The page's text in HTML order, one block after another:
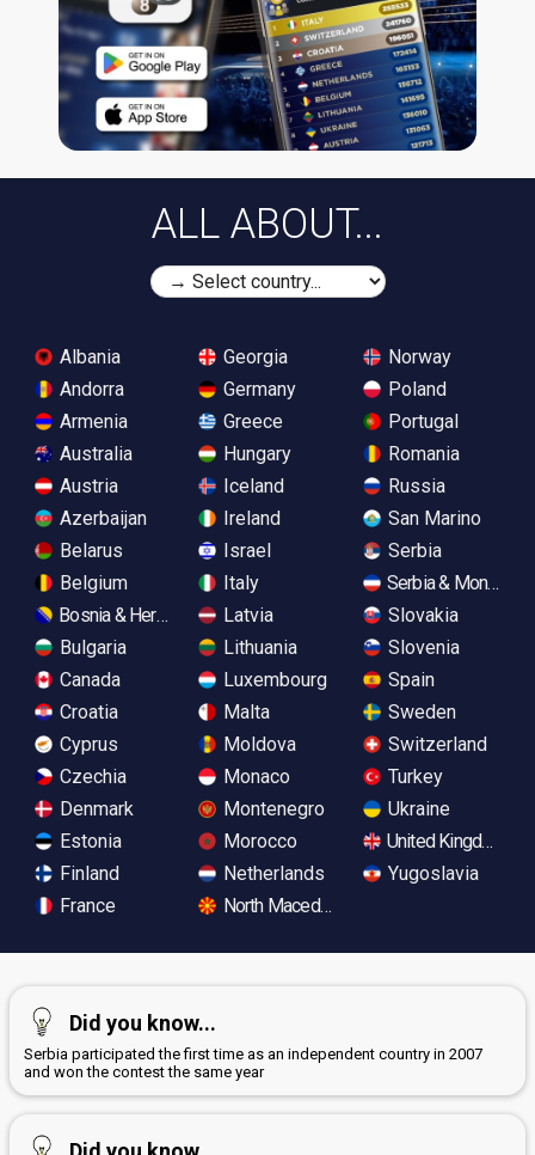
ALL ABOUT...
Albania
Andorra
Armenia
Australia
Austria
Azerbaijan
Belarus
Belgium
Bosnia & Herzegovina
Bulgaria
Canada
Croatia
Cyprus
Czechia
Denmark
Estonia
Finland
France
Georgia
Germany
Greece
Hungary
Iceland
Ireland
Israel
Italy
Latvia
Lithuania
Luxembourg
Malta
Moldova
Monaco
Montenegro
Morocco
Netherlands
North Macedonia
Norway
Poland
Portugal
Romania
Russia
San Marino
Serbia
Serbia &
Slovakia
Slovenia
Spain
Sweden
Switzerland
Turkey
Ukraine
United Kingdom
Yugoslavia
Did you know...
Serbia participated the first time as an independent country in 2007
and won the contest the same year